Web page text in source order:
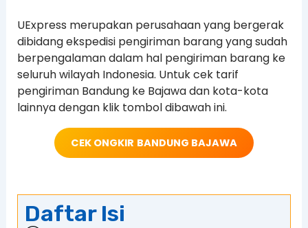
UExpress merupakan perusahaan yang bergerak
dibidang ekspedisi pengiriman barang yang sudah
berpengalaman dalam hal pengiriman barang ke
seluruh wilayah Indonesia. Untuk cek tarif
pengiriman Bandung ke Bajawa dan kota-kota
lainnya dengan klik tombol dibawah ini.
CEK ONGKIR BANDUNG BAJAWA
Daftar Isi